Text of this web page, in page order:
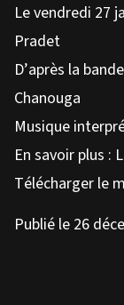
Le vendredi 27
Pradet
D’après la
Chanouga
Musique
En savoir plus :
Télécharger le
Publié le 26